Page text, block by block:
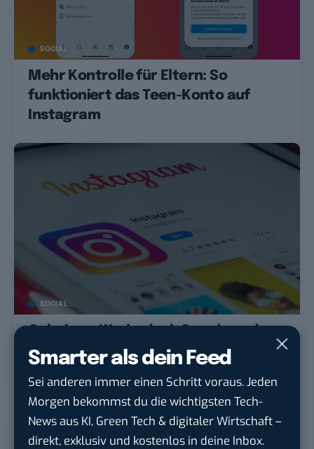
Smarter als dein Feed
Sei anderen immer einen Schritt voraus. Jeden
Morgen bekommst du die wichtigsten Tech-
News aus KI, Green Tech & digitaler Wirtschaft –
direkt, exklusiv und kostenlos in deine Inbox.
SOCIAL
Mehr Kontrolle für Eltern: So
funktioniert das Teen-Konto auf
Instagram
SOCIAL
Meta werben gezielt Minderjährige